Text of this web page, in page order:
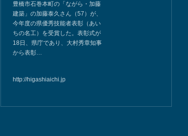
豊橋市石巻本町の「ながら・加藤
建築」の加藤泰久さん（57）が、
今年度の県優秀技能者表彰（あい
ちの名工）を受賞した。表彰式が
18日、県庁であり、大村秀章知事
から表彰…
http://higashiaichi.jp